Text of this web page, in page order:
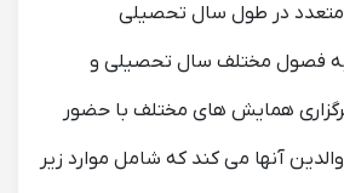
متعدد در طول سال تحصیلی
به فصول مختلف سال تحصیلی و
همایش های مختلف با حضور
آنها می کند که شامل موارد زیر